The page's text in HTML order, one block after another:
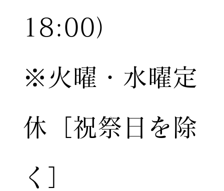
18:00）
※火曜・水曜定
休［祝祭日を除
く］